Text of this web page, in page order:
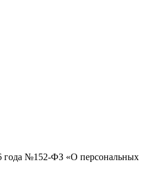
года №152-ФЗ «О персональных